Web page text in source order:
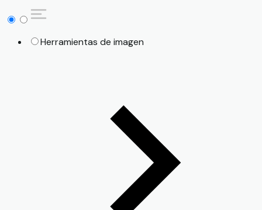
Herramientas de imagen